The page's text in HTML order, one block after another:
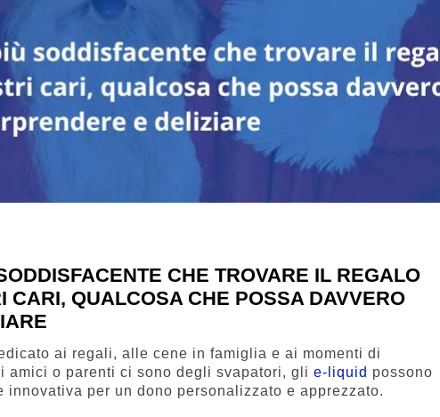
CHE TROVARE IL REGALO
CARI, QUALCOSA CHE POSSA DAVVERO
ai regali, alle cene in famiglia e ai momenti di
amici o parenti ci sono degli svapatori, glie-liquid possono
innovativa per un dono personalizzato e apprezzato.